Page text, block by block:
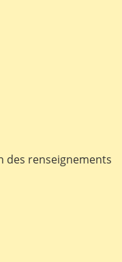
des renseignements